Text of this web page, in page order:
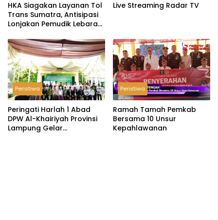
HKA Siagakan Layanan Tol
Trans Sumatra, Antisipasi
Lonjakan Pemudik Lebaran
Live Streaming Radar TV
Peristiwa
Peringati Harlah 1 Abad
DPW Al-Khairiyah Provinsi
Lampung Gelar
Peristiwa
Ramah Tamah Pemkab
Bersama 10 Unsur
Kepahlawanan